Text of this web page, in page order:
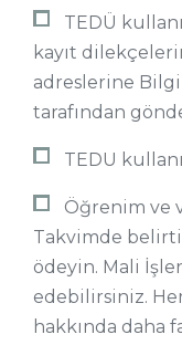
TEDÜ
kayıt
adreslerine Bilgi
tarafından
TEDU
Öğrenim ve
Takvimde
ödeyin. Mali
edebilirsiniz.
hakkında daha